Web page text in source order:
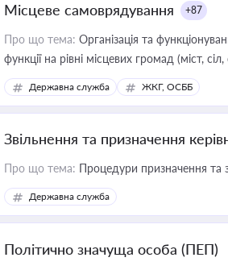
Місцеве самоврядування +87
Про що тема: Організація та
функції на рівні місцевих громад (міст,
Державна служба ЖКГ, ОСББ
Звільнення та призначення
Про що тема: Процедури призначення та
Державна служба
Політично значуща особа (ПЕП)